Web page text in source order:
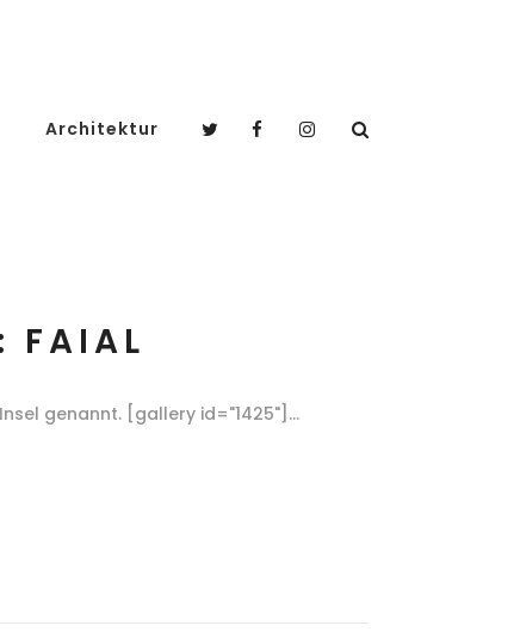
Architektur
FAIAL
genannt. [gallery id="1425"]